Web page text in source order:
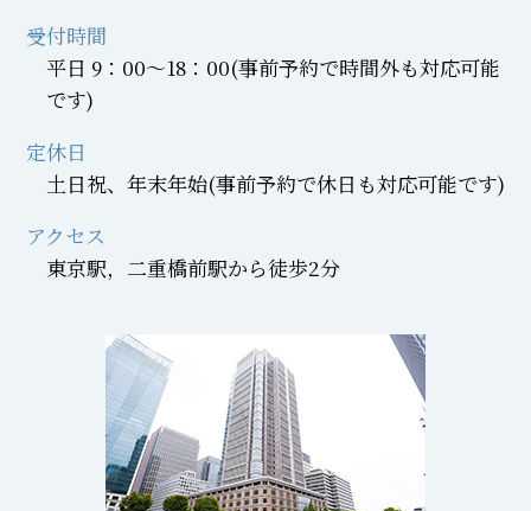
受付時間
平日 9：00～18：00(事前予約で時間外も対応可能
です)
定休日
土日祝、年末年始(事前予約で休日も対応可能です)
アクセス
東京駅，二重橋前駅から徒歩2分